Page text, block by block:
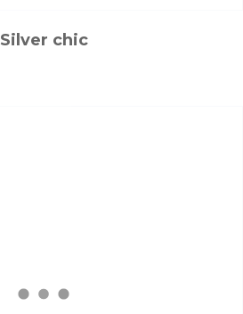
Silver chic